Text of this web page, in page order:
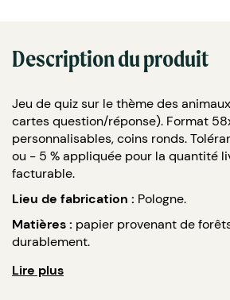
Description du produit
Jeu de quiz sur le thème des
cartes question/réponse). Format
personnalisables, coins ronds.
ou - 5 % appliquée pour la quantité
facturable.
Lieu de fabrication : Pologne.
Matières : papier provenant de
durablement.
Caractéristiques :
Lire plus